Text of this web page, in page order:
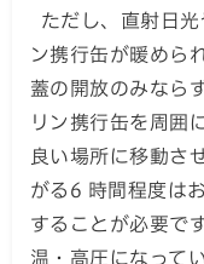
ただし、直射日
ン携行缶が暖めら
蓋の開放のみなら
リン携行缶を周囲
良い場所に移動さ
がる6 時間程度は
することが必要で
温・高圧になって